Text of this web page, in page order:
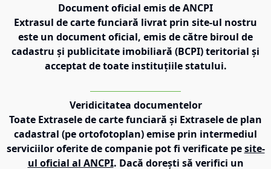
Document oficial emis de ANCPI
Extrasul de carte funciară livrat prin site-ul nostru
este un document oficial, emis de către biroul de
cadastru și publicitate imobiliară (BCPI) teritorial și
acceptat de toate instituțiile statului.
Veridicitatea documentelor
Toate Extrasele de carte funciară și Extrasele de plan
cadastral (pe ortofotoplan) emise prin intermediul
serviciilor oferite de companie pot fi verificate pe site-
ul oficial al ANCPI. Dacă dorești să verifici un